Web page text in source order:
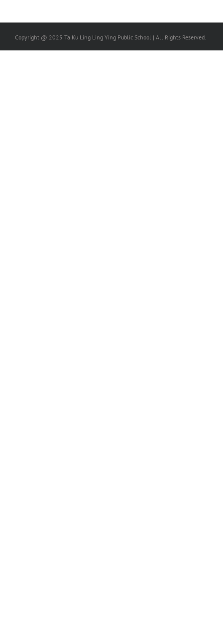
Copyright @ 2025 Ta Ku Ling Ling Ying Public School | All Rights Reserved.